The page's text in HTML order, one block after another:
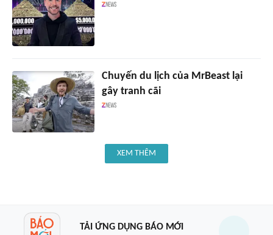
Chuyến du lịch của MrBeast lại
gây tranh cãi
XEM THÊM
TẢI ỨNG DỤNG BÁO MỚI